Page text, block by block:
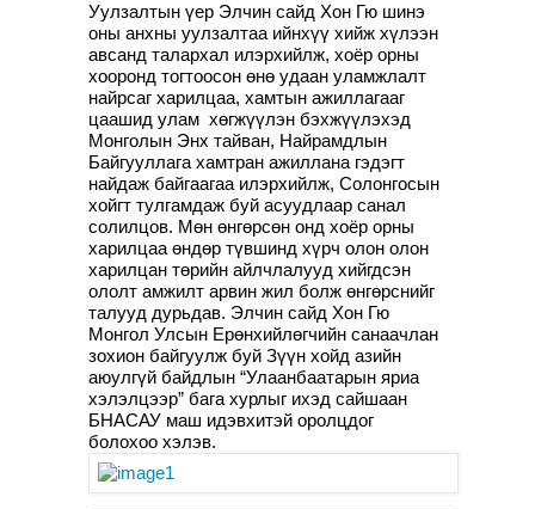
Уулзалтын үер Элчин сайд Хон Гю шинэ
оны анхны уулзалтаа ийнхүү хийж хүлээн
авсанд талархал илэрхийлж, хоёр орны
хооронд тогтоосон өнө удаан уламжлалт
найрсаг харилцаа, хамтын ажиллагааг
цаашид улам хөгжүүлэн бэхжүүлэхэд
Монголын Энх тайван, Найрамдлын
Байгууллага хамтран ажиллана гэдэгт
найдаж байгаагаа илэрхийлж, Солонгосын
хойгт тулгамдаж буй асуудлаар санал
солилцов. Мөн өнгөрсөн онд хоёр орны
харилцаа өндөр түвшинд хүрч олон олон
харилцан төрийн айлчлалууд хийгдсэн
ололт амжилт арвин жил болж өнгөрснийг
талууд дурьдав. Элчин сайд Хон Гю
Монгол Улсын Ерөнхийлөгчийн санаачлан
зохион байгуулж буй Зүүн хойд азийн
аюулгүй байдлын “Улаанбаатарын яриа
хэлэлцээр” бага хурлыг ихэд сайшаан
БНАСАУ маш идэвхитэй оролцдог
болохоо хэлэв.